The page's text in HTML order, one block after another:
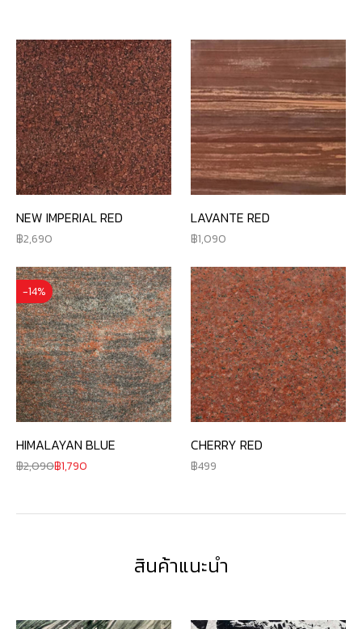
NEW IMPERIAL RED
2,690
LAVANTE RED
1,090
-14%
HIMALAYAN BLUE
2,090 1,790
CHERRY RED
499
สินค้าแนะนำ